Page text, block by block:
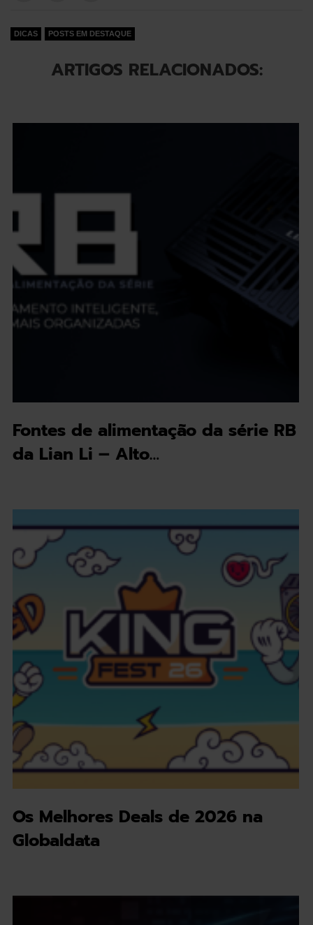
DICAS POSTS EM DESTAQUE
ARTIGOS RELACIONADOS:
Fontes de alimentação da série RB
da Lian Li – Alto…
Os Melhores Deals de 2026 na
Globaldata